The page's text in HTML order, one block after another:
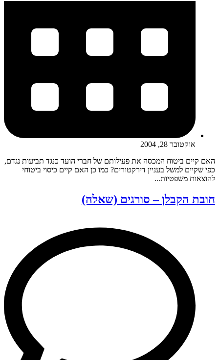
אוקטובר 28, 2004
האם קיים ביטוח המכסה את פעילותם של חברי הועד כנגד תביעות נגדם,
כפי שקיים למשל בעניין דירקטורים? כמו כן האם קיים כיסוי ביטוחי
להוצאות משפטיות...
חובת הקבלן – סורגים (שאלה)